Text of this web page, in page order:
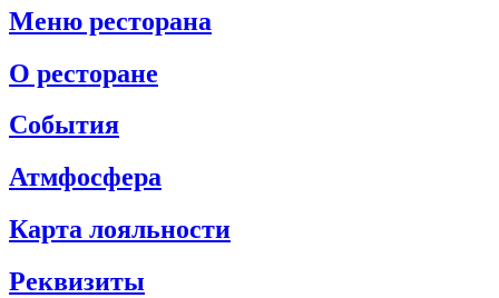
Меню ресторана
О ресторане
События
Атмфосфера
Карта лояльности
Реквизиты